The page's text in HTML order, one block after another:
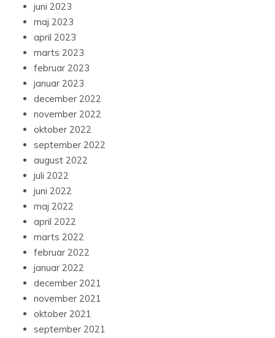
juni 2023
maj 2023
april 2023
marts 2023
februar 2023
januar 2023
december 2022
november 2022
oktober 2022
september 2022
august 2022
juli 2022
juni 2022
maj 2022
april 2022
marts 2022
februar 2022
januar 2022
december 2021
november 2021
oktober 2021
september 2021